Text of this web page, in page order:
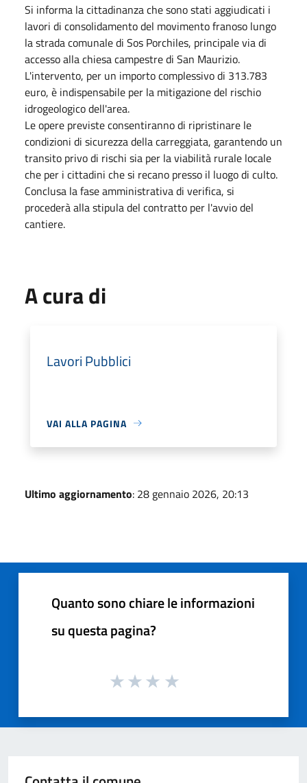
Si informa la cittadinanza che sono stati aggiudicati i
lavori di consolidamento del movimento franoso lungo
la strada comunale di Sos Porchiles, principale via di
accesso alla chiesa campestre di San Maurizio.
L'intervento, per un importo complessivo di 313.783
euro, è indispensabile per la mitigazione del rischio
idrogeologico dell'area.
Le opere previste consentiranno di ripristinare le
condizioni di sicurezza della carreggiata, garantendo un
transito privo di rischi sia per la viabilità rurale locale
che per i cittadini che si recano presso il luogo di culto.
Conclusa la fase amministrativa di verifica, si
procederà alla stipula del contratto per l'avvio del
cantiere.
A cura di
Lavori Pubblici
VAI ALLA PAGINA
Ultimo aggiornamento: 28 gennaio 2026, 20:13
Quanto sono chiare le informazioni
su questa pagina?